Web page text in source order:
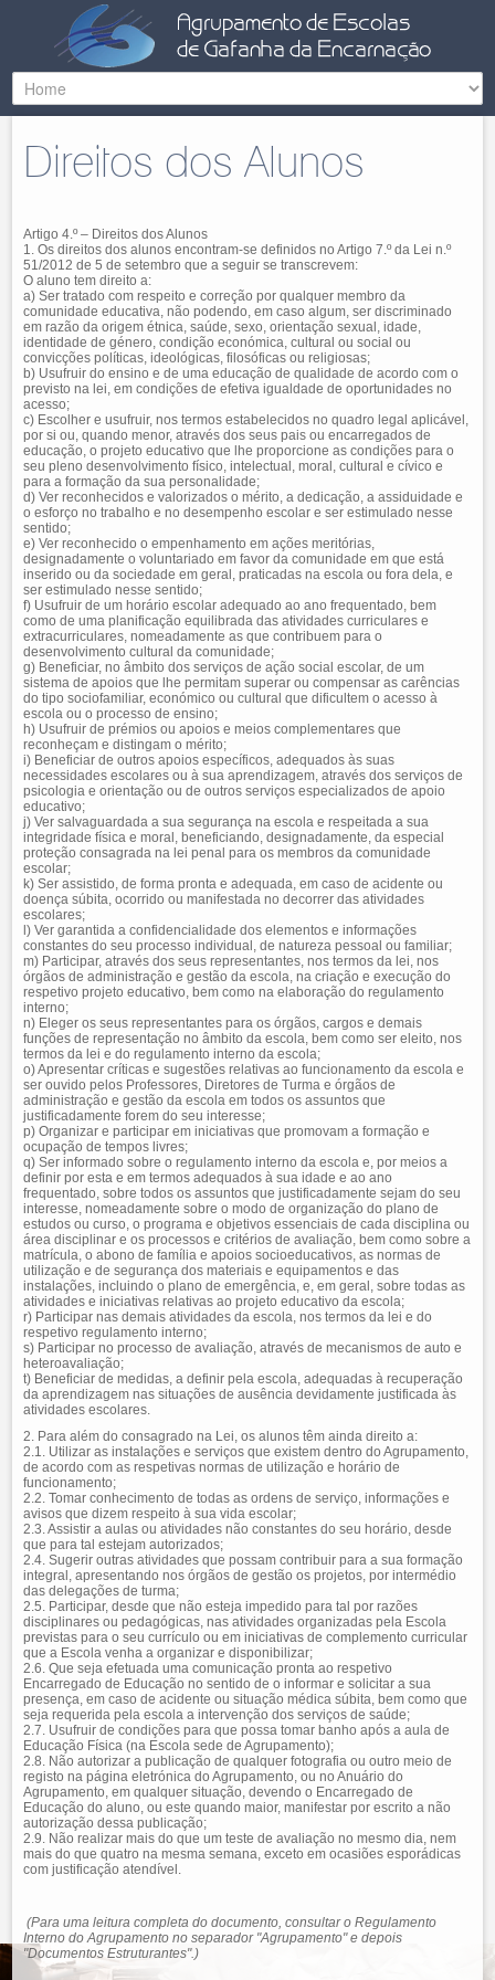
Direitos dos Alunos
Artigo 4.º – Direitos dos Alunos
1. Os direitos dos alunos encontram-se definidos no Artigo 7.º da Lei n.º
51/2012 de 5 de setembro que a seguir se transcrevem:
O aluno tem direito a:
a) Ser tratado com respeito e correção por qualquer membro da
comunidade educativa, não podendo, em caso algum, ser discriminado
em razão da origem étnica, saúde, sexo, orientação sexual, idade,
identidade de género, condição económica, cultural ou social ou
convicções políticas, ideológicas, filosóficas ou religiosas;
b) Usufruir do ensino e de uma educação de qualidade de acordo com o
previsto na lei, em condições de efetiva igualdade de oportunidades no
acesso;
c) Escolher e usufruir, nos termos estabelecidos no quadro legal aplicável,
por si ou, quando menor, através dos seus pais ou encarregados de
educação, o projeto educativo que lhe proporcione as condições para o
seu pleno desenvolvimento físico, intelectual, moral, cultural e cívico e
para a formação da sua personalidade;
d) Ver reconhecidos e valorizados o mérito, a dedicação, a assiduidade e
o esforço no trabalho e no desempenho escolar e ser estimulado nesse
sentido;
e) Ver reconhecido o empenhamento em ações meritórias,
designadamente o voluntariado em favor da comunidade em que está
inserido ou da sociedade em geral, praticadas na escola ou fora dela, e
ser estimulado nesse sentido;
f) Usufruir de um horário escolar adequado ao ano frequentado, bem
como de uma planificação equilibrada das atividades curriculares e
extracurriculares, nomeadamente as que contribuem para o
desenvolvimento cultural da comunidade;
g) Beneficiar, no âmbito dos serviços de ação social escolar, de um
sistema de apoios que lhe permitam superar ou compensar as carências
do tipo sociofamiliar, económico ou cultural que dificultem o acesso à
escola ou o processo de ensino;
h) Usufruir de prémios ou apoios e meios complementares que
reconheçam e distingam o mérito;
i) Beneficiar de outros apoios específicos, adequados às suas
necessidades escolares ou à sua aprendizagem, através dos serviços de
psicologia e orientação ou de outros serviços especializados de apoio
educativo;
j) Ver salvaguardada a sua segurança na escola e respeitada a sua
integridade física e moral, beneficiando, designadamente, da especial
proteção consagrada na lei penal para os membros da comunidade
escolar;
k) Ser assistido, de forma pronta e adequada, em caso de acidente ou
doença súbita, ocorrido ou manifestada no decorrer das atividades
escolares;
l) Ver garantida a confidencialidade dos elementos e informações
constantes do seu processo individual, de natureza pessoal ou familiar;
m) Participar, através dos seus representantes, nos termos da lei, nos
órgãos de administração e gestão da escola, na criação e execução do
respetivo projeto educativo, bem como na elaboração do regulamento
interno;
n) Eleger os seus representantes para os órgãos, cargos e demais
funções de representação no âmbito da escola, bem como ser eleito, nos
termos da lei e do regulamento interno da escola;
o) Apresentar críticas e sugestões relativas ao funcionamento da escola e
ser ouvido pelos Professores, Diretores de Turma e órgãos de
administração e gestão da escola em todos os assuntos que
justificadamente forem do seu interesse;
p) Organizar e participar em iniciativas que promovam a formação e
ocupação de tempos livres;
q) Ser informado sobre o regulamento interno da escola e, por meios a
definir por esta e em termos adequados à sua idade e ao ano
frequentado, sobre todos os assuntos que justificadamente sejam do seu
interesse, nomeadamente sobre o modo de organização do plano de
estudos ou curso, o programa e objetivos essenciais de cada disciplina ou
área disciplinar e os processos e critérios de avaliação, bem como sobre a
matrícula, o abono de família e apoios socioeducativos, as normas de
utilização e de segurança dos materiais e equipamentos e das
instalações, incluindo o plano de emergência, e, em geral, sobre todas as
atividades e iniciativas relativas ao projeto educativo da escola;
r) Participar nas demais atividades da escola, nos termos da lei e do
respetivo regulamento interno;
s) Participar no processo de avaliação, através de mecanismos de auto e
heteroavaliação;
t) Beneficiar de medidas, a definir pela escola, adequadas à recuperação
da aprendizagem nas situações de ausência devidamente justificada às
atividades escolares.
2. Para além do consagrado na Lei, os alunos têm ainda direito a:
2.1. Utilizar as instalações e serviços que existem dentro do Agrupamento,
de acordo com as respetivas normas de utilização e horário de
funcionamento;
2.2. Tomar conhecimento de todas as ordens de serviço, informações e
avisos que dizem respeito à sua vida escolar;
2.3. Assistir a aulas ou atividades não constantes do seu horário, desde
que para tal estejam autorizados;
2.4. Sugerir outras atividades que possam contribuir para a sua formação
integral, apresentando nos órgãos de gestão os projetos, por intermédio
das delegações de turma;
2.5. Participar, desde que não esteja impedido para tal por razões
disciplinares ou pedagógicas, nas atividades organizadas pela Escola
previstas para o seu currículo ou em iniciativas de complemento curricular
que a Escola venha a organizar e disponibilizar;
2.6. Que seja efetuada uma comunicação pronta ao respetivo
Encarregado de Educação no sentido de o informar e solicitar a sua
presença, em caso de acidente ou situação médica súbita, bem como que
seja requerida pela escola a intervenção dos serviços de saúde;
2.7. Usufruir de condições para que possa tomar banho após a aula de
Educação Física (na Escola sede de Agrupamento);
2.8. Não autorizar a publicação de qualquer fotografia ou outro meio de
registo na página eletrónica do Agrupamento, ou no Anuário do
Agrupamento, em qualquer situação, devendo o Encarregado de
Educação do aluno, ou este quando maior, manifestar por escrito a não
autorização dessa publicação;
2.9. Não realizar mais do que um teste de avaliação no mesmo dia, nem
mais do que quatro na mesma semana, exceto em ocasiões esporádicas
com justificação atendível.
(Para uma leitura completa do documento, consultar o Regulamento
Interno do Agrupamento no separador "Agrupamento" e depois
"Documentos Estruturantes".)